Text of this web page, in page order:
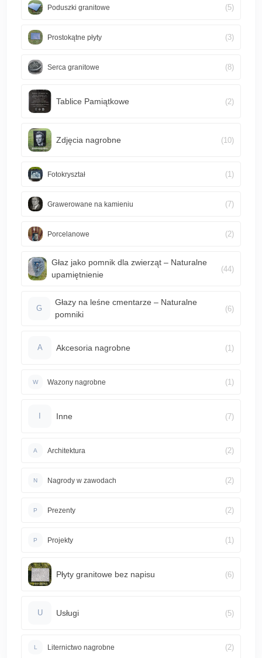
Poduszki granitowe (5)
Prostokątne płyty (3)
Serca granitowe (8)
Tablice Pamiątkowe (2)
Zdjęcia nagrobne (10)
Fotokryształ (1)
Grawerowane na kamieniu (7)
Porcelanowe (2)
Głaz jako pomnik dla zwierząt – Naturalne
upamiętnienie
(44)
G
Głazy na leśne cmentarze – Naturalne
pomniki
(6)
A Akcesoria nagrobne (1)
W Wazony nagrobne (1)
Inne (7)
A Architektura (2)
N Nagrody w zawodach (2)
P Prezenty (2)
P Projekty (1)
Płyty granitowe bez napisu (6)
U Usługi (5)
L Liternictwo nagrobne (2)